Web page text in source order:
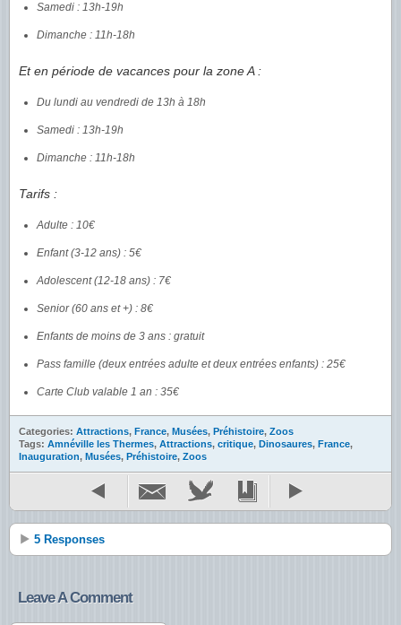
Samedi : 13h-19h
Dimanche : 11h-18h
Et en période de vacances pour la zone A :
Du lundi au vendredi de 13h à 18h
Samedi : 13h-19h
Dimanche : 11h-18h
Tarifs :
Adulte : 10€
Enfant (3-12 ans) : 5€
Adolescent (12-18 ans) : 7€
Senior (60 ans et +) : 8€
Enfants de moins de 3 ans : gratuit
Pass famille (deux entrées adulte et deux entrées enfants) : 25€
Carte Club valable 1 an : 35€
Categories: Attractions, France, Musées, Préhistoire, Zoos
Tags: Amnéville les Thermes, Attractions, critique, Dinosaures, France,
Inauguration, Musées, Préhistoire, Zoos
5 Responses
Leave A Comment